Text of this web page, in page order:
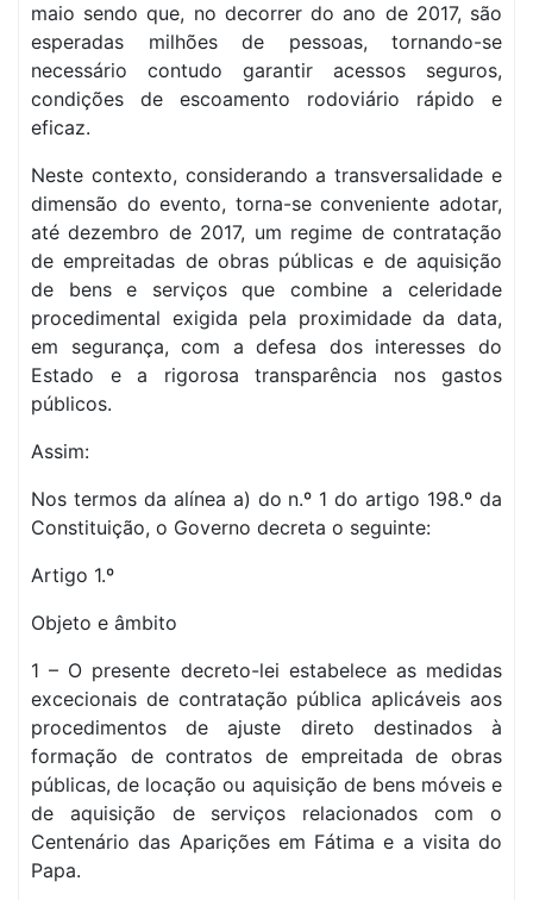
maio sendo que, no decorrer do ano de 2017, são
esperadas milhões de pessoas, tornando-se
necessário contudo garantir acessos seguros,
condições de escoamento rodoviário rápido e
eficaz.
Neste contexto, considerando a transversalidade e
dimensão do evento, torna-se conveniente adotar,
até dezembro de 2017, um regime de contratação
de empreitadas de obras públicas e de aquisição
de bens e serviços que combine a celeridade
procedimental exigida pela proximidade da data,
em segurança, com a defesa dos interesses do
Estado e a rigorosa transparência nos gastos
públicos.
Assim:
Nos termos da alínea a) do n.º 1 do artigo 198.º da
Constituição, o Governo decreta o seguinte:
Artigo 1.º
Objeto e âmbito
1 – O presente decreto-lei estabelece as medidas
excecionais de contratação pública aplicáveis aos
procedimentos de ajuste direto destinados à
formação de contratos de empreitada de obras
públicas, de locação ou aquisição de bens móveis e
de aquisição de serviços relacionados com o
Centenário das Aparições em Fátima e a visita do
Papa.